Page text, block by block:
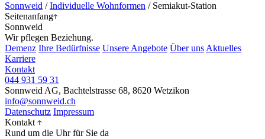
Sonnweid /Individuelle Wohnformen / Semiakut-Station
Seitenanfang
Sonnweid
Wir pflegen Beziehung.
Demenz Ihre Bedürfnisse Unsere Angebote Über unsAktuelles
Karriere
Kontakt
044 931 59 31
Sonnweid AG, Bachtelstrasse 68, 8620 Wetzikon
info@sonnweid.ch
Datenschutz Impressum
Kontakt
Rund um die Uhr für Sie da